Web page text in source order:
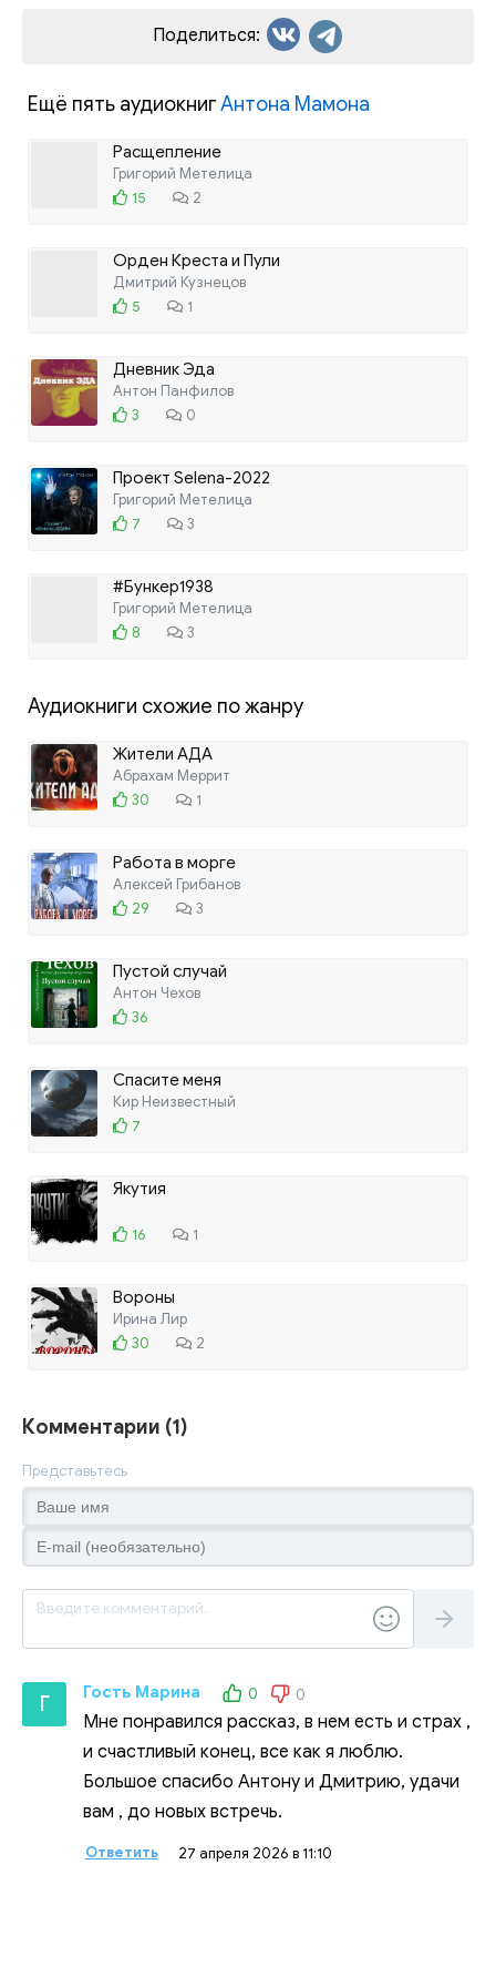
Поделиться:
Ещё пять аудиокнигАнтона Мамона
Расщепление
Григорий Метелица
15
2
Орден Креста и Пули
Дмитрий Кузнецов
5
1
Дневник Эда
Антон Панфилов
3
0
Проект Selena-2022
Григорий Метелица
7
3
#Бункер1938
Григорий Метелица
8
3
Аудиокниги схожие по жанру
Жители АДА
Абрахам Меррит
30
1
Работа в морге
Алексей Грибанов
29
3
Пустой случай
Антон Чехов
36
Спасите меня
Кир Неизвестный
7
Якутия
16 1
Вороны
Ирина Лир
30
2
Комментарии (1)
Представьтесь
Г Гость Марина 0 0
Мне понравился рассказ, в нем есть и страх ,
и счастливый конец, все как я люблю.
Большое спасибо Антону и Дмитрию, удачи
вам , до новых встречь.
Ответить 27 апреля 2026 в 11:10